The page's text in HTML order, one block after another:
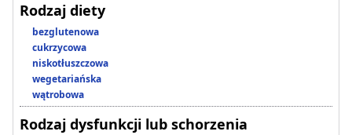
Rodzaj diety
bezglutenowa
cukrzycowa
niskotłuszczowa
wegetariańska
wątrobowa
Rodzaj dysfunkcji lub schorzenia